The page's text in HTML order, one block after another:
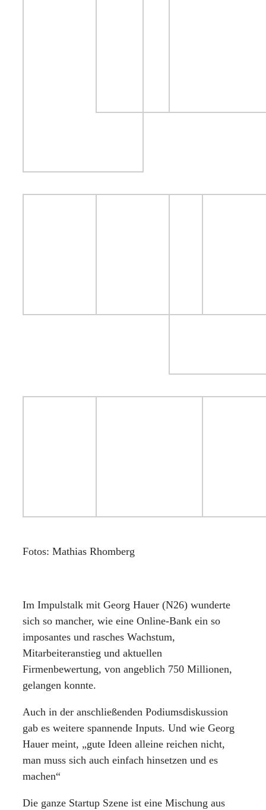
Fotos: Mathias Rhomberg
Im Impulstalk mit Georg Hauer (N26) wunderte
sich so mancher, wie eine Online-Bank ein so
imposantes und rasches Wachstum,
Mitarbeiteranstieg und aktuellen
Firmenbewertung, von angeblich 750 Millionen,
gelangen konnte.
Auch in der anschließenden Podiumsdiskussion
gab es weitere spannende Inputs. Und wie Georg
Hauer meint, „gute Ideen alleine reichen nicht,
man muss sich auch einfach hinsetzen und es
machen“
Die ganze Startup Szene ist eine Mischung aus